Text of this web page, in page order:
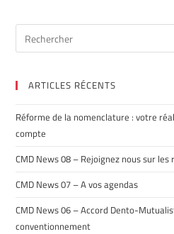
ARTICLES RÉCENTS
Réforme de la nomenclature : votre
compte
CMD News 08 – Rejoignez nous sur les
CMD News 07 – A vos agendas
CMD News 06 – Accord Dento-
conventionnement